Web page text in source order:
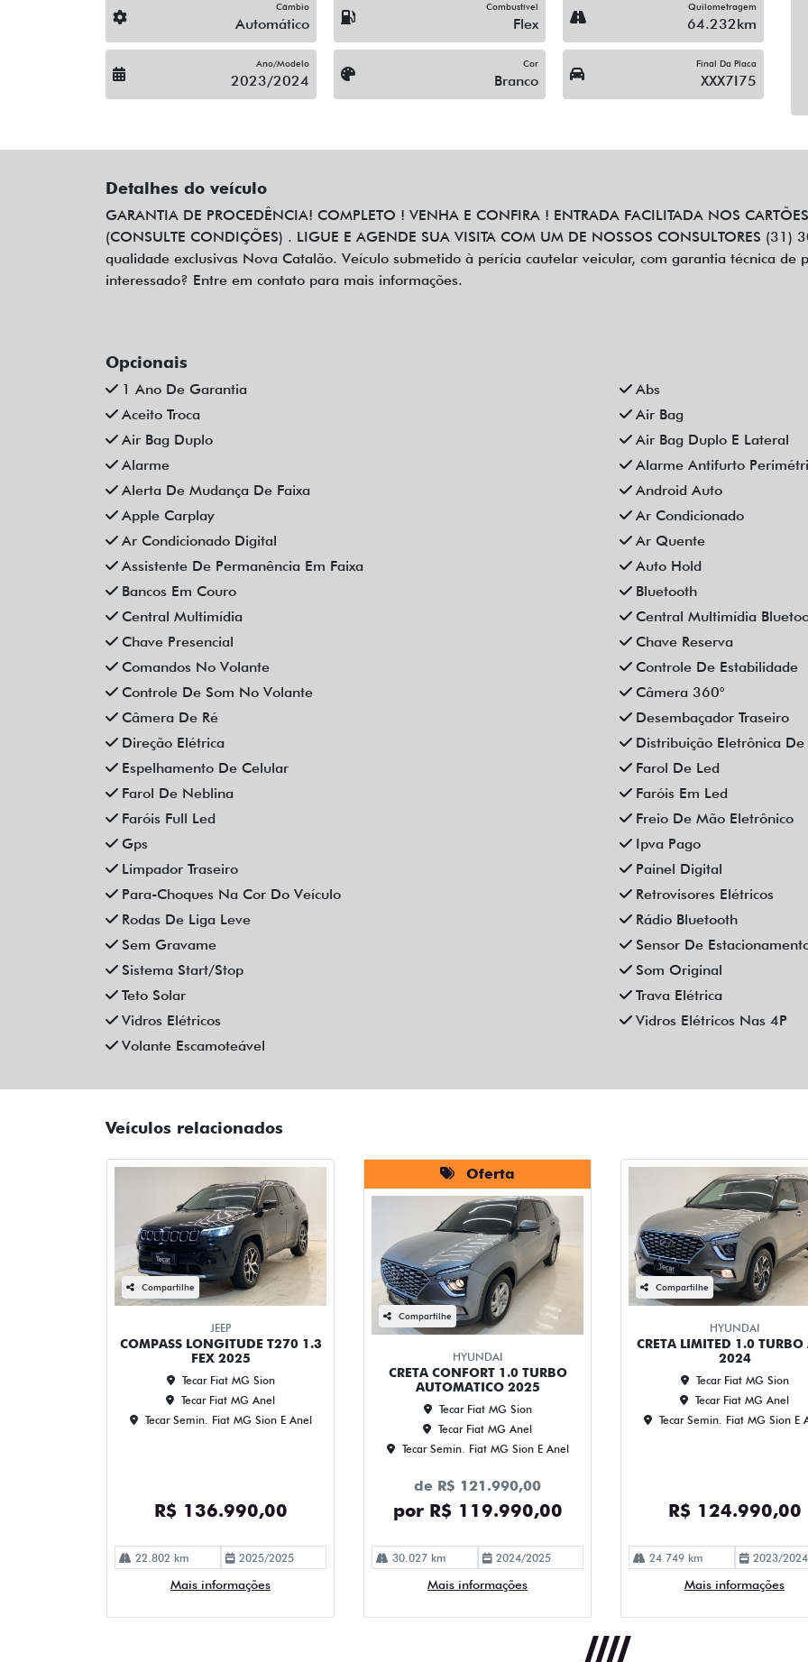
Câmbio
Automático
Combustível
Flex
Quilometragem
64.232km
Ano/Modelo
2023/2024
Cor
Branco
Final Da Placa
XXX7I75
Detalhes do veículo
GARANTIA DE PROCEDÊNCIA! COMPLETO ! VENHA E CONFIRA ! ENTRADA FACILITADA NOS
(CONSULTE CONDIÇÕES) . LIGUE E AGENDE SUA VISITA COM UM DE NOSSOS CONSULTORES
qualidade exclusivas Nova Catalão. Veículo submetido à perícia cautelar veicular, com garantia técnica de
interessado? Entre em contato para mais informações.
Opcionais
1 Ano De Garantia
Abs
Aceito Troca
Air Bag
Air Bag Duplo
Air Bag Duplo E Lateral
Alarme
Alarme Antifurto
Alerta De Mudança De Faixa
Android Auto
Apple Carplay
Ar Condicionado
Ar Condicionado Digital
Ar Quente
Assistente De Permanência Em Faixa
Auto Hold
Bancos Em Couro
Bluetooth
Central Multimídia
Central Multimídia
Chave Presencial
Chave Reserva
Comandos No Volante
Controle De Estabilidade
Controle De Som No Volante
Câmera 360°
Câmera De Ré
Desembaçador Traseiro
Direção Elétrica
Distribuição Eletrônica
Espelhamento De Celular
Farol De Led
Farol De Neblina
Faróis Em Led
Faróis Full Led
Freio De Mão Eletrônico
Gps
Ipva Pago
Limpador Traseiro
Painel Digital
Para-Choques Na Cor Do Veículo
Retrovisores Elétricos
Rodas De Liga Leve
Rádio Bluetooth
Sem Gravame
Sensor De
Sistema Start/Stop
Som Original
Teto Solar
Trava Elétrica
Vidros Elétricos
Vidros Elétricos Nas 4P
Volante Escamoteável
Veículos relacionados
Compartilhe
JEEP
COMPASS LONGITUDE T270 1.3
FEX 2025
Tecar Fiat MG Sion
Tecar Fiat MG Anel
Tecar Semin. Fiat MG Sion E Anel
R$ 136.990,00
22.802 km 2025/2025
Mais informações
Oferta
Compartilhe
HYUNDAI
CRETA CONFORT 1.0 TURBO
AUTOMATICO 2025
Tecar Fiat MG Sion
Tecar Fiat MG Anel
Tecar Semin. Fiat MG Sion E Anel
de R$ 121.990,00
por R$ 119.990,00
30.027 km 2024/2025
Mais informações
Compartilhe
HYUNDAI
CRETA LIMITED 1.0 TURBO
2024
Tecar Fiat MG Sion
Tecar Fiat MG Anel
Tecar Semin. Fiat MG Sion E
R$ 124.990,00
24.749 km 2023/2024
Mais informações